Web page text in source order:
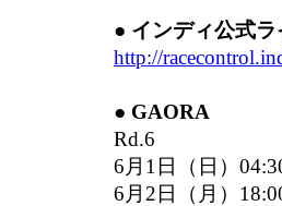
● インディ公式
http://
● GAORA
Rd.6
6月1日（日）
6月2日（月）